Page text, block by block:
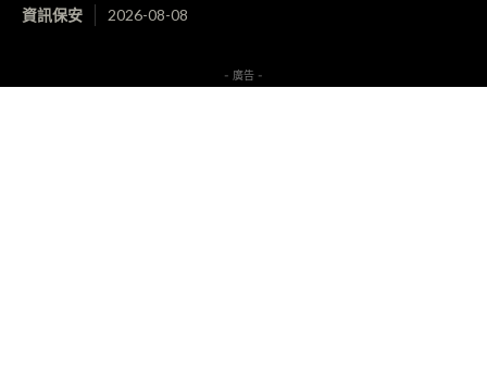
資訊保安 2026-08-08
- 廣告 -